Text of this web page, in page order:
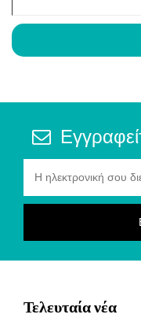
Τελευταία νέα